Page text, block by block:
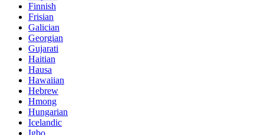
Finnish
Frisian
Galician
Georgian
Gujarati
Haitian
Hausa
Hawaiian
Hebrew
Hmong
Hungarian
Icelandic
Igbo